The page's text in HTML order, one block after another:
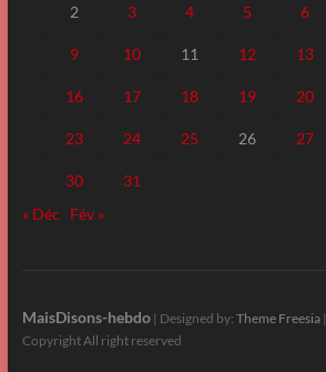
2 3 4 5 6
9 10 11 12 13
16 17 18 19 20
23 24 25 26 27
30
31
« Déc
Fév »
MaisDisons-hebdo| Designed by: Theme Freesia|
Copyright All right reserved